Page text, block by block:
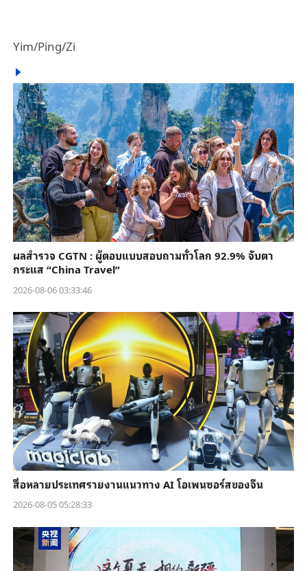
Yim/Ping/Zi
ผลสำรวจ CGTN : ผู้ตอบแบบสอบถามทั่วโลก 92.9% จับตา
กระแส “China Travel”
2026-08-06 03:33:46
สื่อหลายประเทศรายงานแนวทาง AI โอเพนซอร์สของจีน
2026-08-05 05:28:33